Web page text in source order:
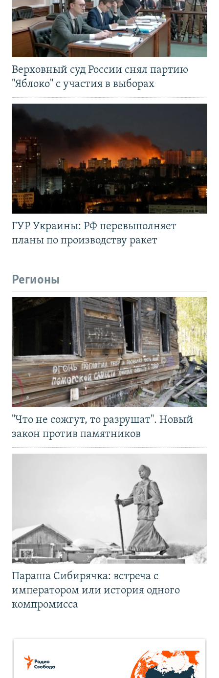
Верховный суд России снял партию
"Яблоко" с участия в выборах
ГУР Украины: РФ перевыполняет
планы по производству ракет
Регионы
"Что не сожгут, то разрушат". Новый
закон против памятников
Параша Сибирячка: встреча с
императором или история одного
компромисса